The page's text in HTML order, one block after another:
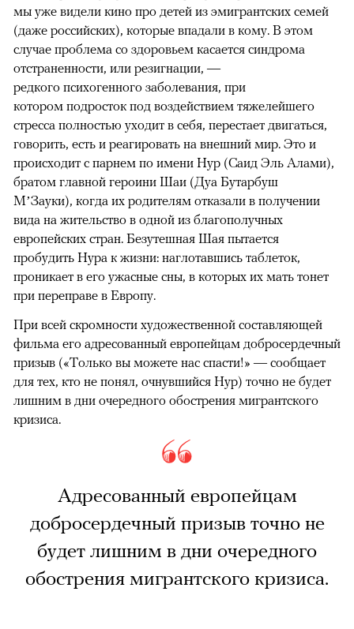
мы уже видели кино про детей из эмигрантских семей
(даже российских), которые впадали в кому. В этом
случае проблема со здоровьем касается синдрома
отстраненности, или резигнации, —
редкого психогенного заболевания, при
котором подросток под воздействием тяжелейшего
стресса полностью уходит в себя, перестает двигаться,
говорить, есть и реагировать на внешний мир. Это и
происходит с парнем по имени Нур (Саид Эль Алами),
братом главной героини Шаи (Дуа Бутарбуш
М’Зауки), когда их родителям отказали в получении
вида на жительство в одной из благополучных
европейских стран. Безутешная Шая пытается
пробудить Нура к жизни: наглотавшись таблеток,
проникает в его ужасные сны, в которых их мать тонет
при переправе в Европу.
При всей скромности художественной составляющей
фильма его адресованный европейцам добросердечный
призыв («Только вы можете нас спасти!» — сообщает
для тех, кто не понял, очнувшийся Нур) точно не будет
лишним в дни очередного обострения мигрантского
кризиса.
Адресованный европейцам
добросердечный призыв точно не
будет лишним в дни очередного
обострения мигрантского кризиса.